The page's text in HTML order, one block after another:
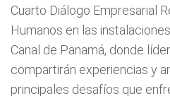
Cuarto Diálogo Empresarial
Humanos en las
Canal de Panamá, donde
compartirán experiencias y
principales desafíos que